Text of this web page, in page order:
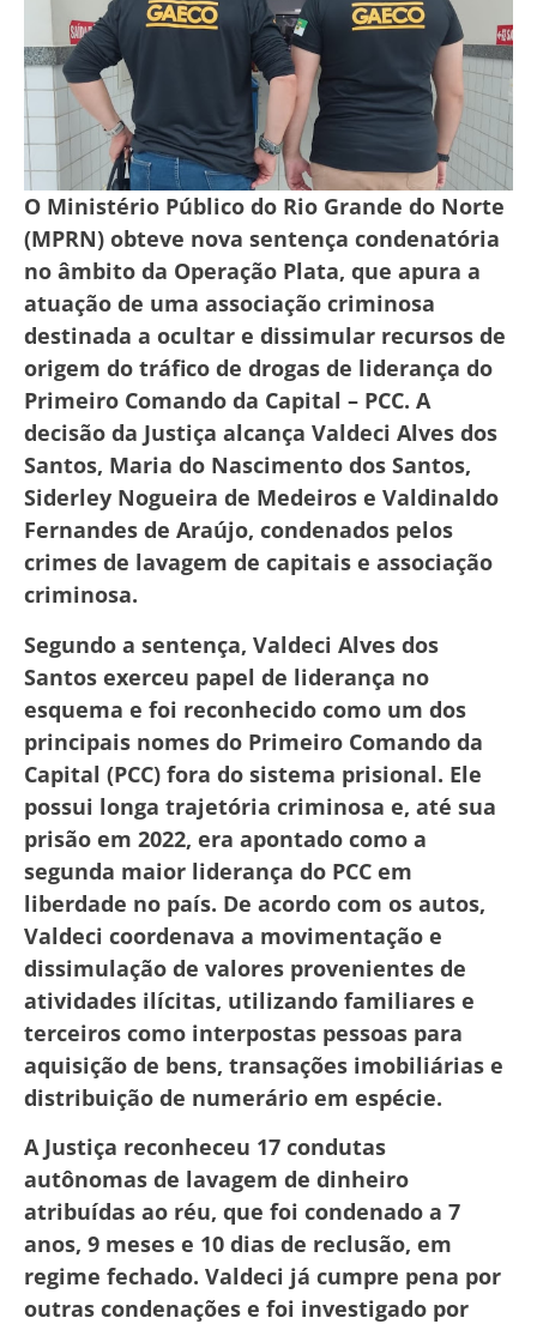
O Ministério Público do Rio Grande do Norte
(MPRN) obteve nova sentença condenatória
no âmbito da Operação Plata, que apura a
atuação de uma associação criminosa
destinada a ocultar e dissimular recursos de
origem do tráfico de drogas de liderança do
Primeiro Comando da Capital – PCC. A
decisão da Justiça alcança Valdeci Alves dos
Santos, Maria do Nascimento dos Santos,
Siderley Nogueira de Medeiros e Valdinaldo
Fernandes de Araújo, condenados pelos
crimes de lavagem de capitais e associação
criminosa.
Segundo a sentença, Valdeci Alves dos
Santos exerceu papel de liderança no
esquema e foi reconhecido como um dos
principais nomes do Primeiro Comando da
Capital (PCC) fora do sistema prisional. Ele
possui longa trajetória criminosa e, até sua
prisão em 2022, era apontado como a
segunda maior liderança do PCC em
liberdade no país. De acordo com os autos,
Valdeci coordenava a movimentação e
dissimulação de valores provenientes de
atividades ilícitas, utilizando familiares e
terceiros como interpostas pessoas para
aquisição de bens, transações imobiliárias e
distribuição de numerário em espécie.
A Justiça reconheceu 17 condutas
autônomas de lavagem de dinheiro
atribuídas ao réu, que foi condenado a 7
anos, 9 meses e 10 dias de reclusão, em
regime fechado. Valdeci já cumpre pena por
outras condenações e foi investigado por